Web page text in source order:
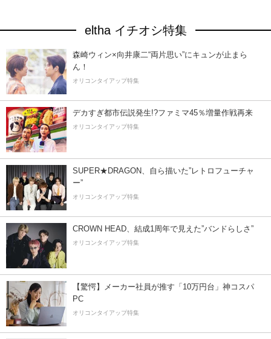
eltha イチオシ特集
森崎ウィン×向井康二“両片思い”にキュンが止まら
ん！
オリコンタイアップ特集
デカすぎ都市伝説発生!?ファミマ45％増量作戦再来
オリコンタイアップ特集
SUPER★DRAGON、自ら描いた”レトロフューチャ
ー”
オリコンタイアップ特集
CROWN HEAD、結成1周年で見えた”バンドらしさ”
オリコンタイアップ特集
【驚愕】メーカー社員が推す「10万円台」神コスパ
PC
オリコンタイアップ特集